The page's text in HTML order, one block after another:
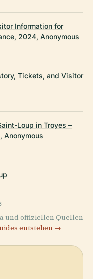
Information for
2024, Anonymous
Tickets, and Visitor
Loup in Troyes –
Anonymous
und offiziellen Quellen
entstehen →